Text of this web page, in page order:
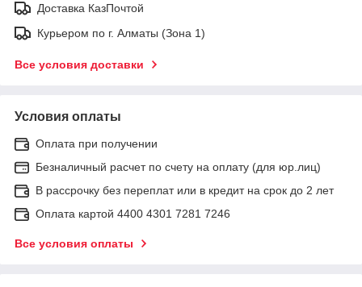
Доставка КазПочтой
Курьером по г. Алматы (Зона 1)
Все условия доставки
Условия оплаты
Оплата при получении
Безналичный расчет по счету на оплату (для юр.лиц)
В рассрочку без переплат или в кредит на срок до 2 лет
Оплата картой 4400 4301 7281 7246
Все условия оплаты